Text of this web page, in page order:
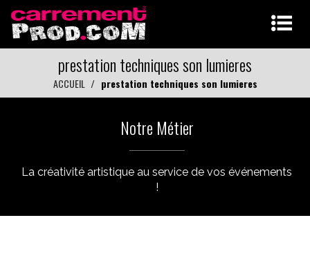
prestation techniques son lumieres
ACCUEIL prestation techniques son lumieres
Notre Métier
La créativité artistique au service de vos événements
!